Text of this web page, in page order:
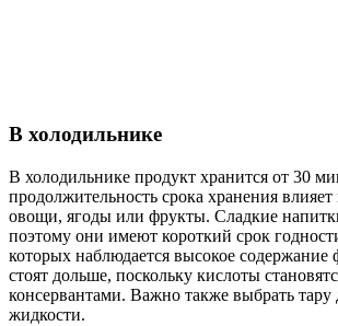
В холодильнике
В холодильнике продукт хранится от 30
продолжительность срока хранения
овощи, ягоды или фрукты. Сладкие
поэтому они имеют короткий срок
которых наблюдается высокое содержание
стоят дольше, поскольку кислоты
консервантами. Важно также выбрать тару
жидкости.